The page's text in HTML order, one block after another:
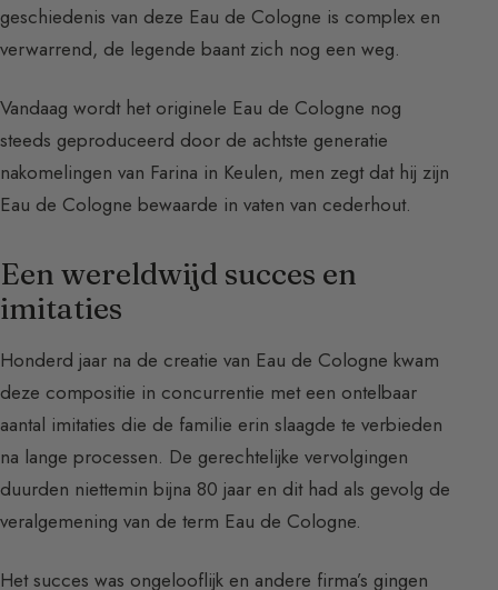
geschiedenis van deze Eau de Cologne is complex en
verwarrend, de legende baant zich nog een weg.
Vandaag wordt het originele Eau de Cologne nog
steeds geproduceerd door de achtste generatie
nakomelingen van Farina in Keulen, men zegt dat hij zijn
Eau de Cologne bewaarde in vaten van cederhout.
Een wereldwijd succes en
imitaties
Honderd jaar na de creatie van Eau de Cologne kwam
deze compositie in concurrentie met een ontelbaar
aantal imitaties die de familie erin slaagde te verbieden
na lange processen. De gerechtelijke vervolgingen
duurden niettemin bijna 80 jaar en dit had als gevolg de
veralgemening van de term Eau de Cologne.
Het succes was ongelooflijk en andere firma’s gingen